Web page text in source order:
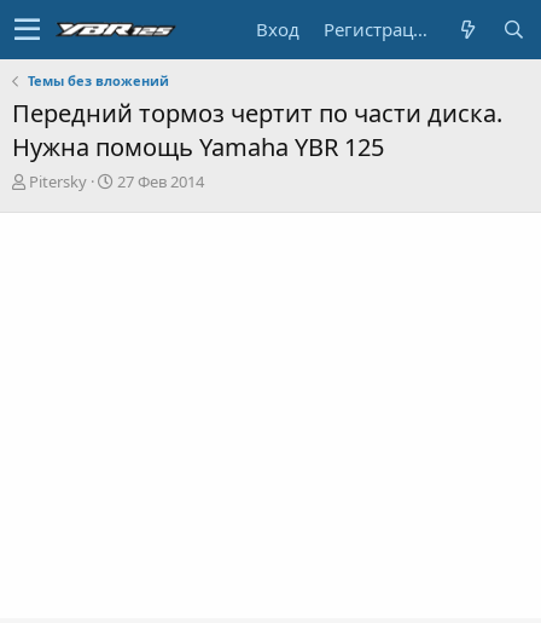
Вход Регистрация
Темы без вложений
Передний тормоз чертит по части диска.
Нужна помощь Yamaha YBR 125
А
Pitersky
Д
27 Фев 2014